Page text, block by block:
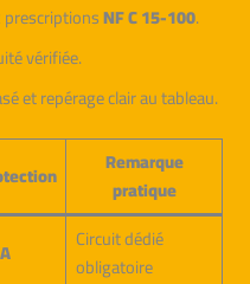
prescriptionsNF C 15-100.
vérifiée.
et repérage clair au tableau.
Remarque
pratique
Circuit dédié
obligatoire